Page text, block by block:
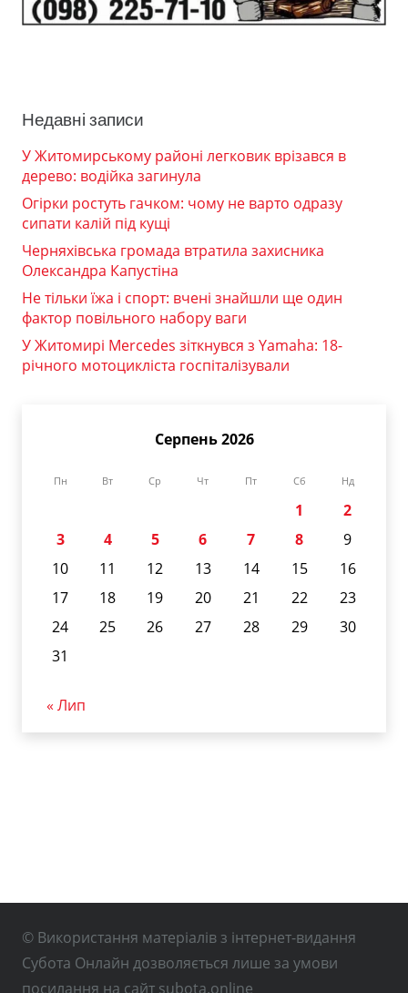
Недавні записи
У Житомирському районі легковик врізався в
дерево: водійка загинула
Огірки ростуть гачком: чому не варто одразу
сипати калій під кущі
Черняхівська громада втратила захисника
Олександра Капустіна
Не тільки їжа і спорт: вчені знайшли ще один
фактор повільного набору ваги
У Житомирі Mercedes зіткнувся з Yamaha: 18-
річного мотоцикліста госпіталізували
Серпень 2026
Пн Вт Ср Чт Пт Сб Нд
1
2
3
4 5 6 7 8
9
10
11 12 13 14 15
16
17
18 19 20 21 22
23
24
25 26 27 28 29
30
31
« Лип
© Використання матеріалів з інтернет-видання
Субота Онлайн дозволяється лише за умови
посилання на сайт subota.online